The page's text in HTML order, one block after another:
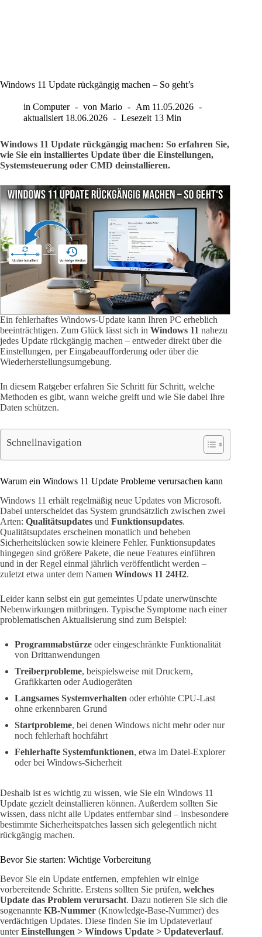
Windows 11 Update rückgängig machen – So geht’s
in Computer von Mario Am 11.05.2026
aktualisiert 18.06.2026 Lesezeit 13 Min
Windows 11 Update rückgängig machen: So erfahren Sie,
wie Sie ein installiertes Update über die Einstellungen,
Systemsteuerung oder CMD deinstallieren.
Ein fehlerhaftes Windows-Update kann Ihren PC erheblich
beeinträchtigen. Zum Glück lässt sich in Windows 11 nahezu
jedes Update rückgängig machen – entweder direkt über die
Einstellungen, per Eingabeaufforderung oder über die
Wiederherstellungsumgebung.
In diesem Ratgeber erfahren Sie Schritt für Schritt, welche
Methoden es gibt, wann welche greift und wie Sie dabei Ihre
Daten schützen.
Schnellnavigation
Warum ein Windows 11 Update Probleme verursachen kann
Windows 11 erhält regelmäßig neue Updates von Microsoft.
Dabei unterscheidet das System grundsätzlich zwischen zwei
Arten: Qualitätsupdates und Funktionsupdates.
Qualitätsupdates erscheinen monatlich und beheben
Sicherheitslücken sowie kleinere Fehler. Funktionsupdates
hingegen sind größere Pakete, die neue Features einführen
und in der Regel einmal jährlich veröffentlicht werden –
zuletzt etwa unter dem Namen Windows 11 24H2.
Leider kann selbst ein gut gemeintes Update unerwünschte
Nebenwirkungen mitbringen. Typische Symptome nach einer
problematischen Aktualisierung sind zum Beispiel:
Programmabstürze oder eingeschränkte Funktionalität
von Drittanwendungen
Treiberprobleme, beispielsweise mit Druckern,
Grafikkarten oder Audiogeräten
Langsames Systemverhalten oder erhöhte CPU-Last
ohne erkennbaren Grund
Startprobleme, bei denen Windows nicht mehr oder nur
noch fehlerhaft hochfährt
Fehlerhafte Systemfunktionen, etwa im Datei-Explorer
oder bei Windows-Sicherheit
Deshalb ist es wichtig zu wissen, wie Sie ein Windows 11
Update gezielt deinstallieren können. Außerdem sollten Sie
wissen, dass nicht alle Updates entfernbar sind – insbesondere
bestimmte Sicherheitspatches lassen sich gelegentlich nicht
rückgängig machen.
Bevor Sie starten: Wichtige Vorbereitung
Bevor Sie ein Update entfernen, empfehlen wir einige
vorbereitende Schritte. Erstens sollten Sie prüfen, welches
Update das Problem verursacht. Dazu notieren Sie sich die
sogenannte KB-Nummer (Knowledge-Base-Nummer) des
verdächtigen Updates. Diese finden Sie im Updateverlauf
unterEinstellungen > Windows Update > Updateverlauf.